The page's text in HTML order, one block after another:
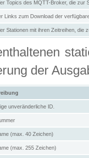
Topics des MQTT-Broker, die zur
Links zum Download der
Stationen mit ihren Zeitreihen, die
der
unveränderliche ID.
(max. 40 Zeichen)
(max. 255 Zeichen)